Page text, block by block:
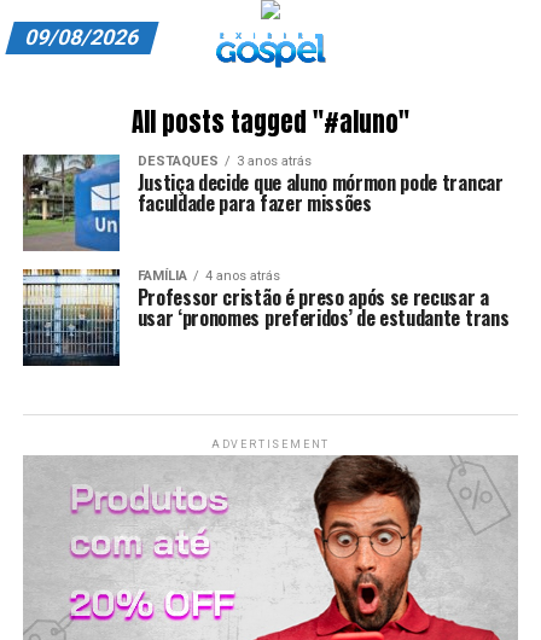
ASSINE
CARRINHO
EDITORIAL
ENTREVISTAS
FINALIZAR COMPRA
HOME
LANÇAMENTOS
09/08/2026
All posts tagged "#aluno"
DESTAQUES 3 anos atrás
Justiça decide que aluno mórmon pode trancar
faculdade para fazer missões
FAMÍLIA 4 anos atrás
Professor cristão é preso após se recusar a
usar ‘pronomes preferidos’ de estudante trans
ADVERTISEMENT